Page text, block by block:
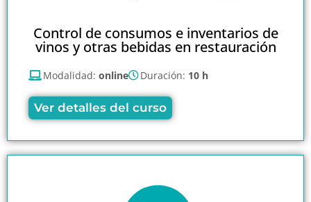
Control de consumos e inventarios de
vinos y otras bebidas en restauración
Modalidad: online Duración: 10 h
Ver detalles del curso